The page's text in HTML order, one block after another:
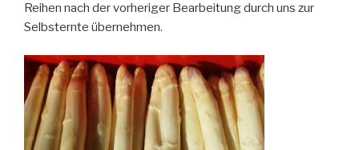
Reihen nach der vorheriger Bearbeitung durch uns zur
Selbsternte übernehmen.